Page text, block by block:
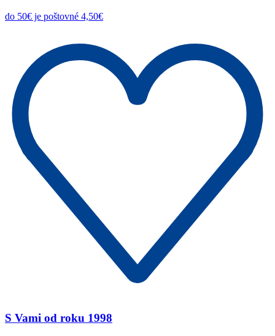
do 50€ je poštovné 4,50€
S Vami od roku 1998